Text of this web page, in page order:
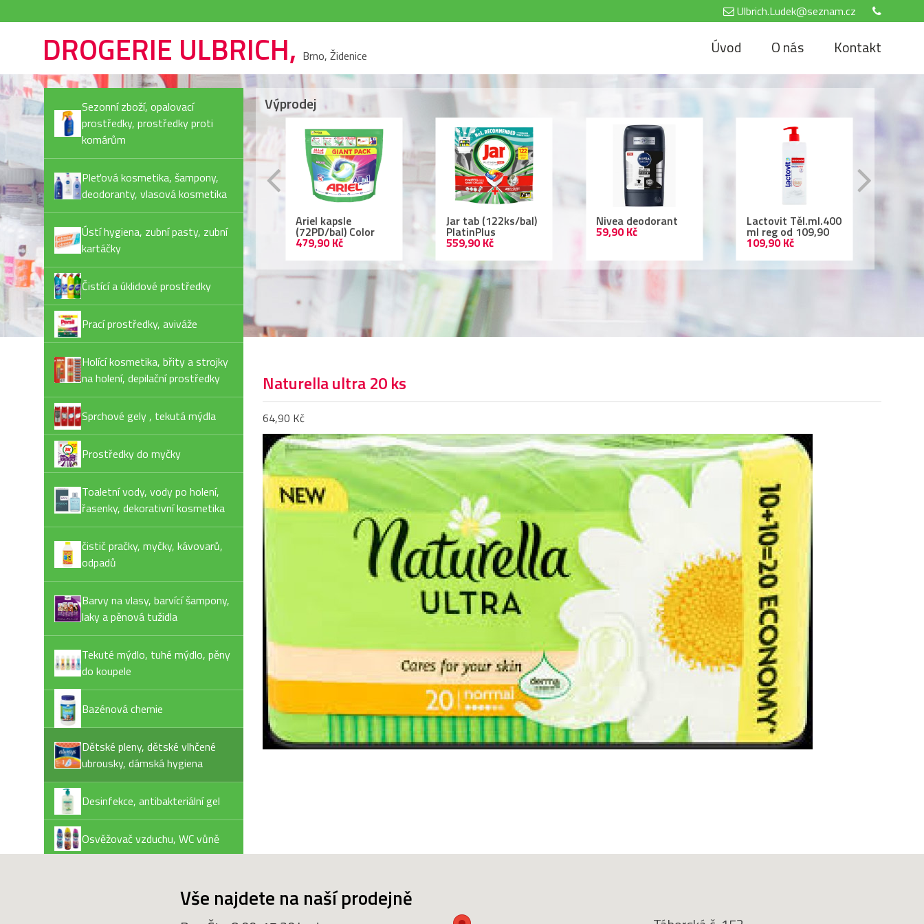
Ulbrich.Ludek@seznam.cz
DROGERIE ULBRICH, Brno, Židenice Úvod O nás Kontakt
Sezonní zboží, opalovací
prostředky, prostředky proti
komárům
Pleťová kosmetika, šampony,
deodoranty, vlasová kosmetika
Ústí hygiena, zubní pasty, zubní
kartáčky
Čistící a úklidové prostředky
Prací prostředky, aviváže
Holící kosmetika, břity a strojky
na holení, depilační prostředky
Sprchové gely , tekutá mýdla
Prostředky do myčky
Toaletní vody, vody po holení,
řasenky, dekorativní kosmetika
čistič pračky, myčky, kávovarů,
odpadů
Barvy na vlasy, barvící šampony,
laky a pěnová tužidla
Tekuté mýdlo, tuhé mýdlo, pěny
do koupele
Bazénová chemie
Dětské pleny, dětské vlhčené
ubrousky, dámská hygiena
Desinfekce, antibakteriální gel
Osvěžovač vzduchu, WC vůně
Výprodej
Invisible Pure
Kč
(72PD/bal) Color
479,90 Kč
Jar tab (122ks/bal)
PlatinPlus
559,90 Kč
Nivea deodorant
59,90 Kč
Lactovit Těl.ml.400
ml reg od 109,90
109,90 Kč
Air Wick 250ml
69,90 Kč
Naturella ultra 20 ks
64,90 Kč
Vše najdete na naší prodejně